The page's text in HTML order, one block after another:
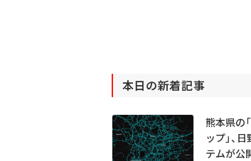
本日の新着記事
熊本県の
ップ」、
テムが公